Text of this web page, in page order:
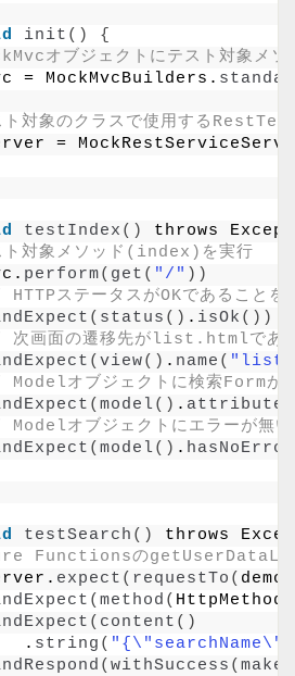
init ()
{
オブジェクトにテスト対象メソ
= MockMvcBuilders.
対象のクラスで使用する
=
testIndex ()
throws
対象メソッド(index)を実行
perform( get ( "/" ))
ステータスがOKであることを
( status () . isOk ())
画面の遷移先がlist.htmlである
( view() . name ( "list"
オブジェクトに検索Formが
( model() . attribute
オブジェクトにエラーが無い
( model() .
testSearch ()
throws
FunctionsのgetUserDataList
expect ( requestTo (
( method ( HttpMethod.
( content ()
.
string (
( withSuccess (